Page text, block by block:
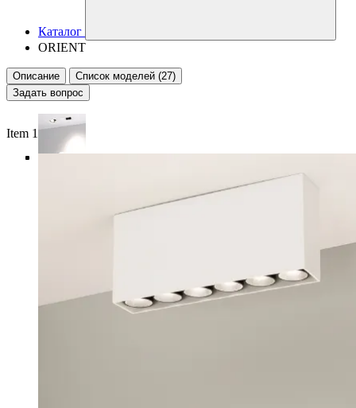
Каталог
ORIENT
Описание
Список моделей (27)
Задать вопрос
Item 1 of 5